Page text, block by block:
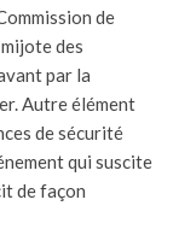
de
des
par la
Autre élément
de sécurité
qui suscite
de façon